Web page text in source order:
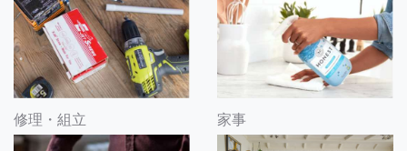
修理・組立 家事